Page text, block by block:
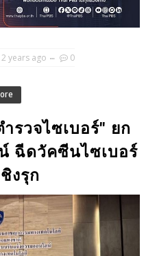
2 years ago 0
รวจไซเบอร์" ยก
ฉีดวัคซีนไซเบอร์
งรุก